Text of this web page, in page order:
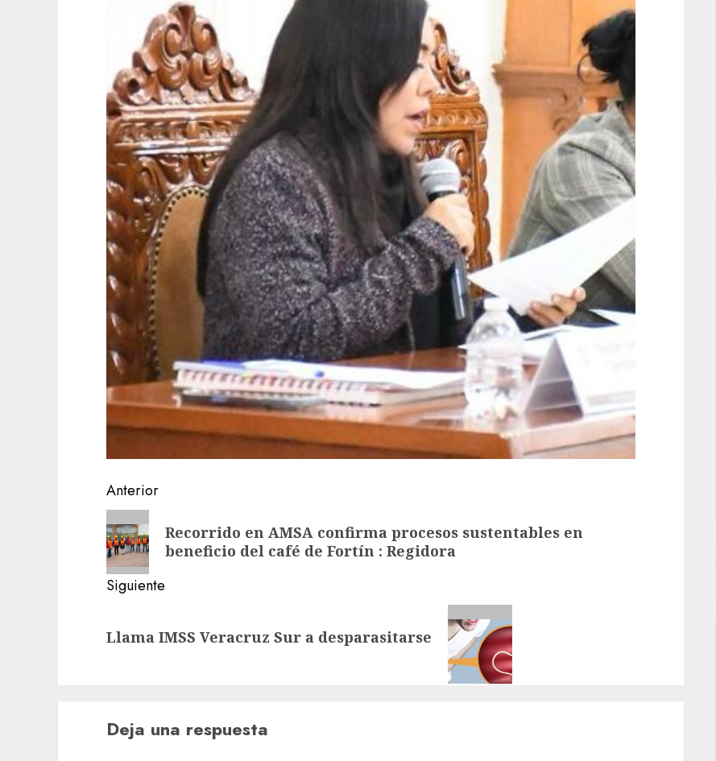
Navegación
de
entradas
Anterior
Entrada
anterior: Recorrido en AMSA confirma procesos sustentables en
beneficio del café de Fortín : Regidora
Siguiente
entrada:
Llama IMSS Veracruz Sur a desparasitarse
Deja una respuesta